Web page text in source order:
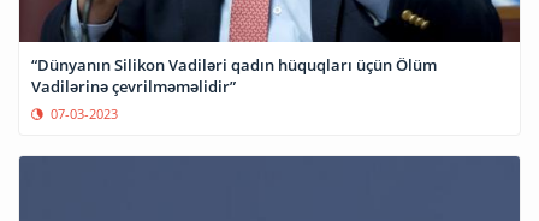
“Dünyanın Silikon Vadiləri qadın hüquqları üçün Ölüm
Vadilərinə çevrilməməlidir”
07-03-2023